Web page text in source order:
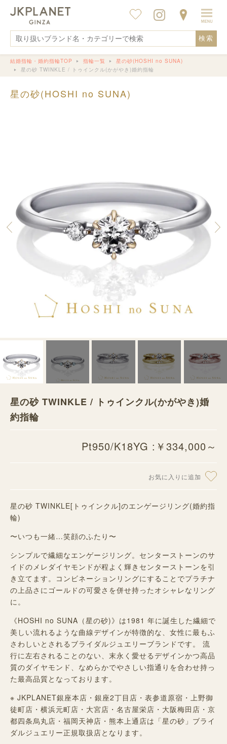
検索
結婚指輪・婚約指輪TOP 指輪一覧
星の砂(HOSHI no SUNA)
星の砂 TWINKLE / トゥインクル(かがやき)婚約指輪
星の砂(HOSHI no SUNA)
星の砂 TWINKLE / トゥインクル(かがやき)婚
約指輪
Pt950/K18YG :￥334,000～
お気に入りに追加
星の砂 TWINKLE[トゥインクル]のエンゲージリング(婚約指
輪)
〜いつも一緒…笑顔のふたり〜
シンプルで繊細なエンゲージリング。センターストーンのサ
イドのメレダイヤモンドが程よく輝きセンターストーンを引
き立てます。コンビネーションリングにすることでプラチナ
の上品さにゴールドの可愛さを併せ持ったオシャレなリング
に。
《HOSHI no SUNA（星の砂)》 は1981 年に誕生した繊細で
美しい流れるような曲線デザインが特徴的な、 女性に最もふ
さわしいとされるブライダルジュエリーブランドです。 流
行に左右されることのない、末永く愛せるデザインかつ高品
質のダイヤモンド、なめらかでやさしい指通りを合わせ持っ
た最高品質となっております。
※ JKPLANET銀座本店・銀座2丁目店・表参道原宿・上野御
徒町店・横浜元町店・大宮店・名古屋栄店・大阪梅田店・京
都四条烏丸店・福岡天神店・熊本上通店は「星の砂」ブライ
ダルジュエリー正規取扱店となります。